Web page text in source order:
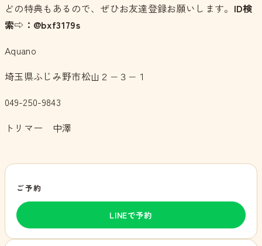
どの特典もあるので、ぜひお友達登録お願いします。 ID検
索⇨：@bxf3179s
Aquano
埼玉県ふじみ野市松山２−３−１
049-250-9843
トリマー 中澤
ご予約
LINEで予約